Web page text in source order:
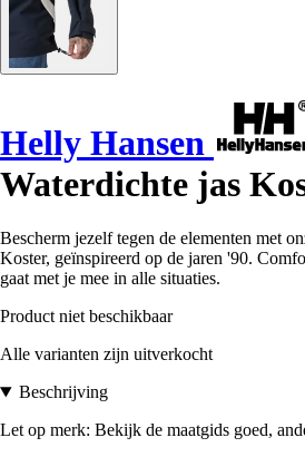
Helly Hansen
Waterdichte jas
Bescherm jezelf tegen de elementen met
Koster, geïnspireerd op de jaren '90.
gaat met je mee in alle situaties.
Product niet beschikbaar
Alle varianten zijn uitverkocht
Beschrijving
Let op merk: Bekijk de maatgids goed,